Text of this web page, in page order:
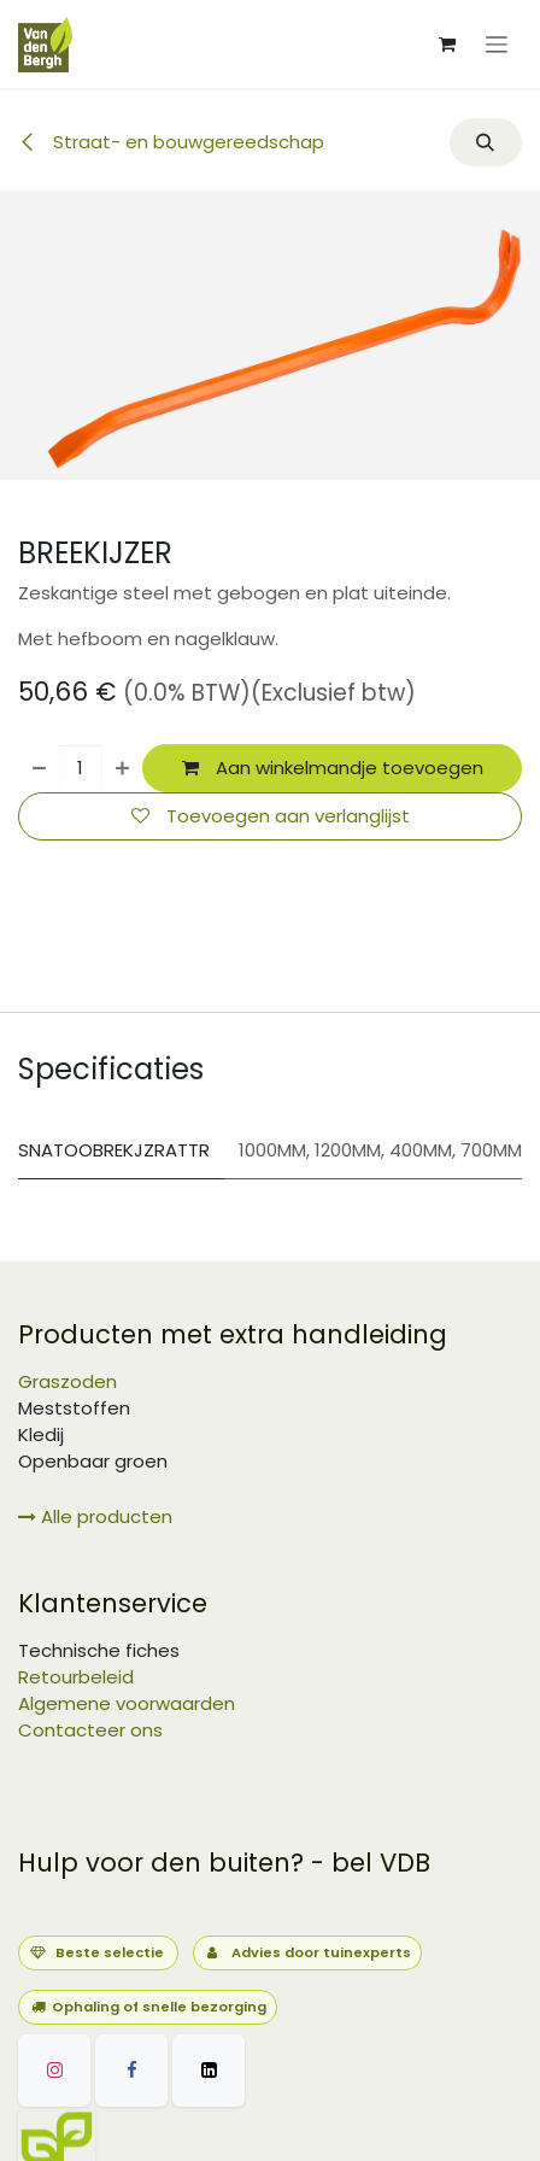
Overslaan naar inhoud
Straat- en bouwgereedschap
BREEKIJZER
Zeskantige steel met gebogen en plat uiteinde.
Met hefboom en nagelklauw.
50,66 € (0.0% BTW)(Exclusief btw)
Aan winkelmandje toevoegen
Toevoegen aan verlanglijst
Specificaties
SNATOOBREKJZRATTR 1000MM,1200MM, 400MM, 700MM
Producten met extra handleiding
Graszoden
Meststoffen
Kledij
Openbaar groen
Alle producten
Klantenservice
Technische fiches
Retourbeleid
Algemene voorwaarden
Contacteer ons
Hulp voor den buiten? - bel VDB
Beste selectie Advies door tuinexperts
Ophaling of snelle bezorging